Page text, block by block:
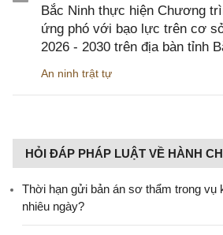
Bắc Ninh thực hiện Chương
ứng phó với bạo lực trên cơ
2026 - 2030 trên địa bàn tỉnh
An ninh trật tự
HỎI ĐÁP PHÁP LUẬT VỀ HÀNH
Thời hạn gửi bản án sơ thẩm trong vụ
nhiêu ngày?